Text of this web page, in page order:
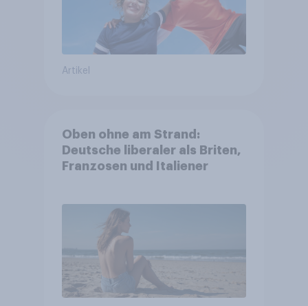
Artikel
Oben ohne am Strand:
Deutsche liberaler als Briten,
Franzosen und Italiener